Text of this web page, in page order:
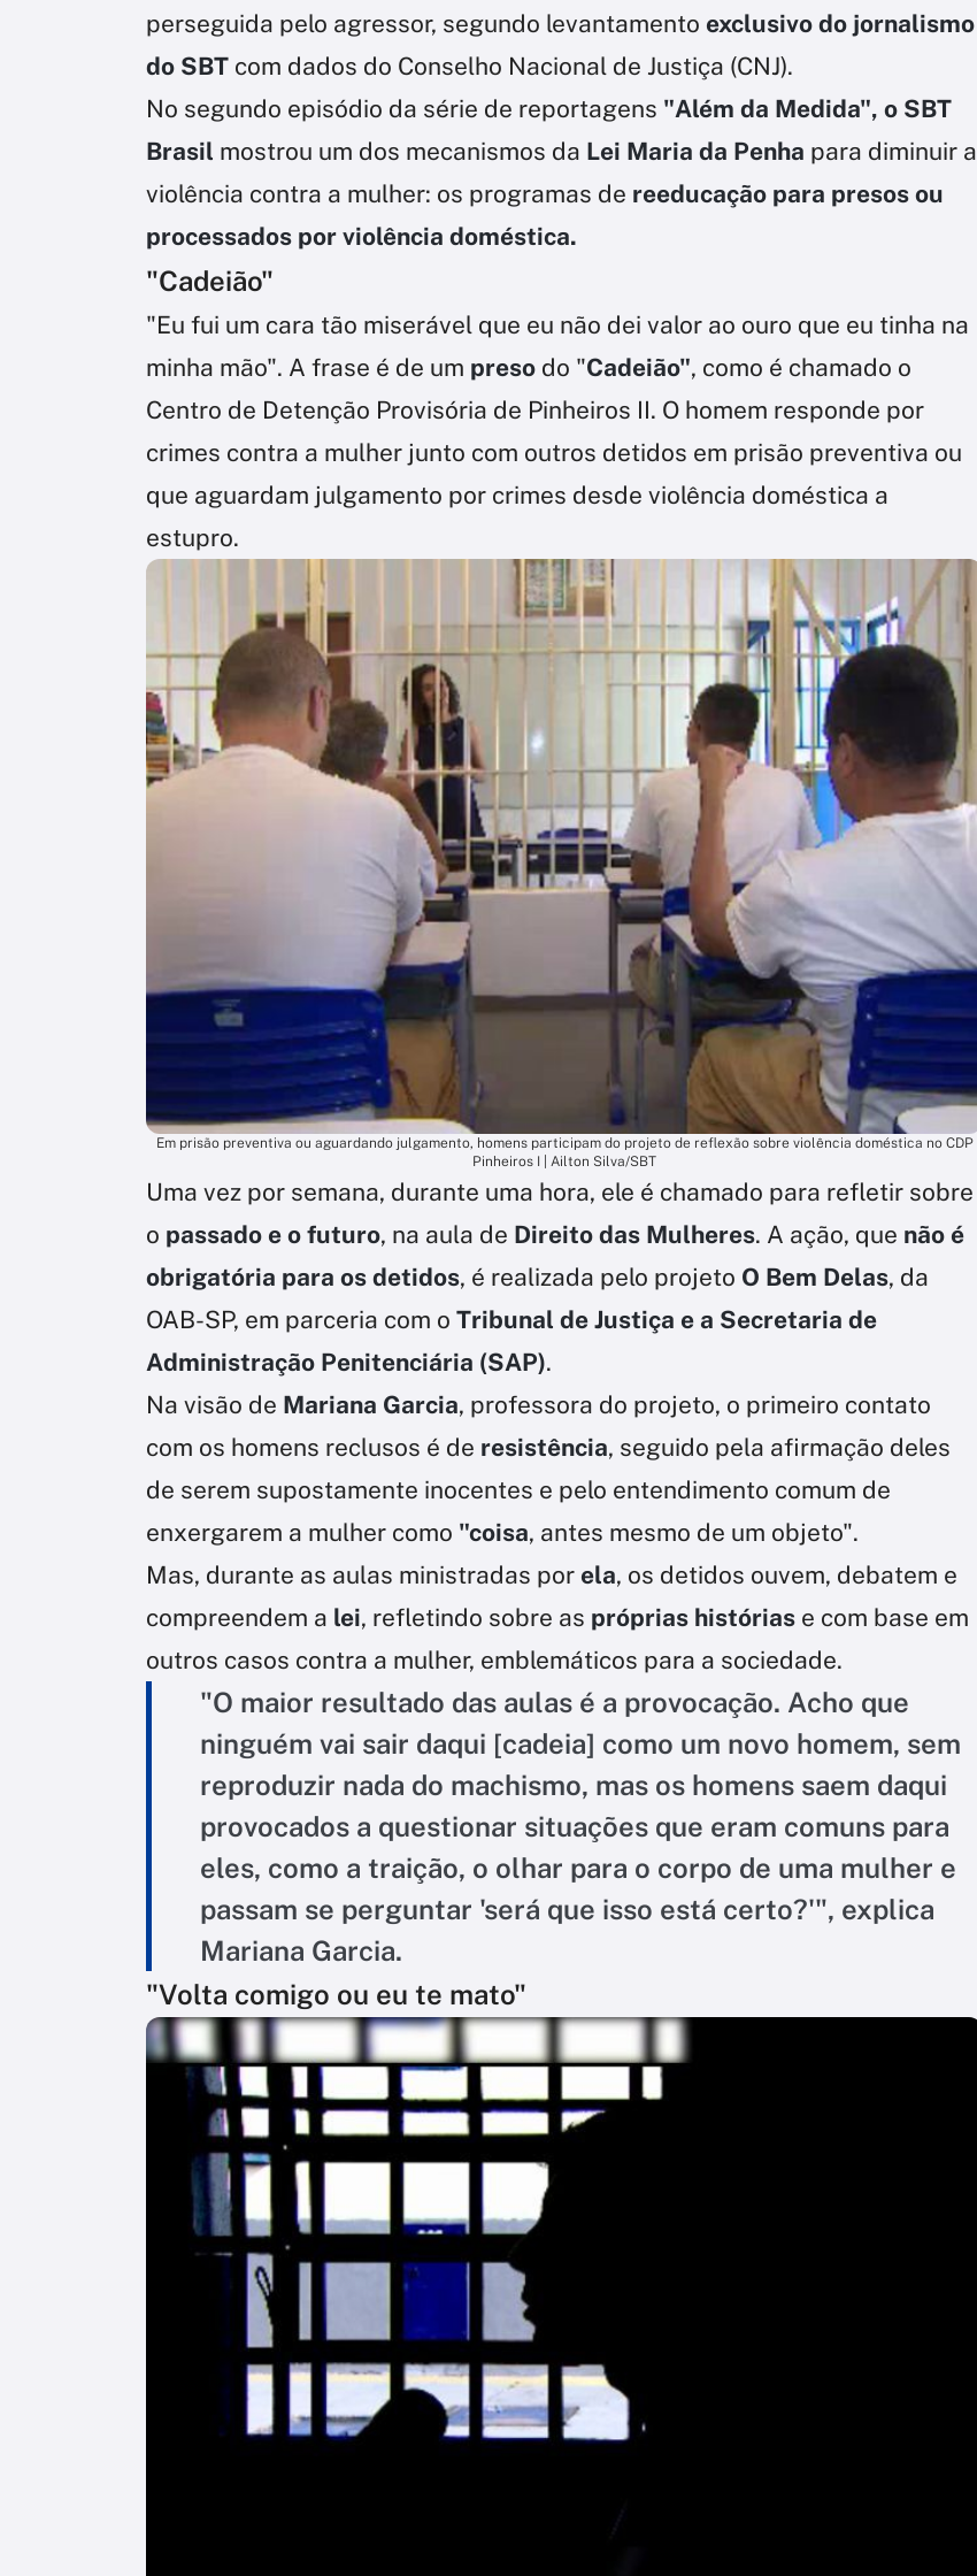
perseguida pelo agressor, segundo levantamento exclusivo do jornalismo
do SBT com dados do Conselho Nacional de Justiça (CNJ).
No segundo episódio da série de reportagens "Além da Medida", o SBT
Brasil mostrou um dos mecanismos da Lei Maria da Penha para diminuir a
violência contra a mulher: os programas de reeducação para presos ou
processados por violência doméstica.
"Cadeião"
"Eu fui um cara tão miserável que eu não dei valor ao ouro que eu tinha na
minha mão". A frase é de um preso do "Cadeião", como é chamado o
Centro de Detenção Provisória de Pinheiros II. O homem responde por
crimes contra a mulher junto com outros detidos em prisão preventiva ou
que aguardam julgamento por crimes desde violência doméstica a
estupro.
Em prisão preventiva ou aguardando julgamento, homens participam do projeto de reflexão sobre violência doméstica no CDP
Pinheiros I | Ailton Silva/SBT
Uma vez por semana, durante uma hora, ele é chamado para refletir sobre
o passado e o futuro, na aula de Direito das Mulheres. A ação, que não é
obrigatória para os detidos, é realizada pelo projeto O Bem Delas, da
OAB-SP, em parceria com o Tribunal de Justiça e a Secretaria de
Administração Penitenciária (SAP).
Na visão de Mariana Garcia, professora do projeto, o primeiro contato
com os homens reclusos é de resistência, seguido pela afirmação deles
de serem supostamente inocentes e pelo entendimento comum de
enxergarem a mulher como "coisa, antes mesmo de um objeto".
Mas, durante as aulas ministradas por ela, os detidos ouvem, debatem e
compreendem a lei, refletindo sobre as próprias histórias e com base em
outros casos contra a mulher, emblemáticos para a sociedade.
"O maior resultado das aulas é a provocação. Acho que
ninguém vai sair daqui [cadeia] como um novo homem, sem
reproduzir nada do machismo, mas os homens saem daqui
provocados a questionar situações que eram comuns para
eles, como a traição, o olhar para o corpo de uma mulher e
passam se perguntar 'será que isso está certo?'", explica
Mariana Garcia.
"Volta comigo ou eu te mato"